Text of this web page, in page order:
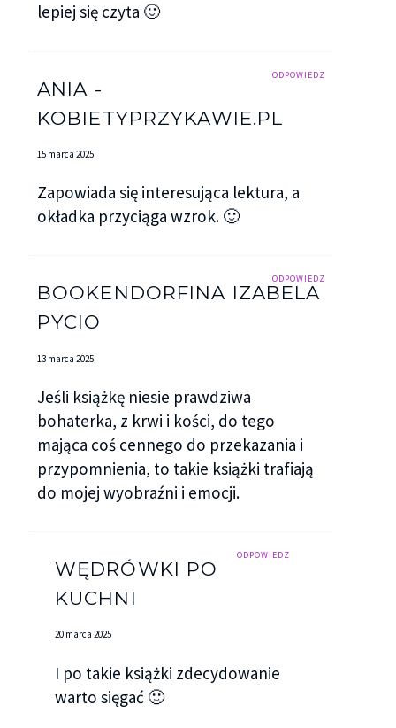
lepiej się czyta 🙂
ODPOWIEDZ
ANIA -
KOBIETYPRZYKAWIE.PL
15 marca 2025
Zapowiada się interesująca lektura, a
okładka przyciąga wzrok. 🙂
ODPOWIEDZ
BOOKENDORFINA IZABELA
PYCIO
13 marca 2025
Jeśli książkę niesie prawdziwa
bohaterka, z krwi i kości, do tego
mająca coś cennego do przekazania i
przypomnienia, to takie książki trafiają
do mojej wyobraźni i emocji.
ODPOWIEDZ
WĘDRÓWKI PO
KUCHNI
20 marca 2025
I po takie książki zdecydowanie
warto sięgać 🙂